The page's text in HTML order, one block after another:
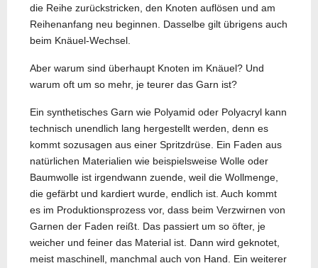
die Reihe zurückstricken, den Knoten auflösen und am
Reihenanfang neu beginnen. Dasselbe gilt übrigens auch
beim Knäuel-Wechsel.
Aber warum sind überhaupt Knoten im Knäuel? Und
warum oft um so mehr, je teurer das Garn ist?
Ein synthetisches Garn wie Polyamid oder Polyacryl kann
technisch unendlich lang hergestellt werden, denn es
kommt sozusagen aus einer Spritzdrüse. Ein Faden aus
natürlichen Materialien wie beispielsweise Wolle oder
Baumwolle ist irgendwann zuende, weil die Wollmenge,
die gefärbt und kardiert wurde, endlich ist. Auch kommt
es im Produktionsprozess vor, dass beim Verzwirnen von
Garnen der Faden reißt. Das passiert um so öfter, je
weicher und feiner das Material ist. Dann wird geknotet,
meist maschinell, manchmal auch von Hand. Ein weiterer